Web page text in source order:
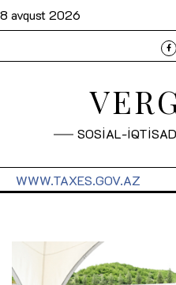
8 avqust 2026
SOSİAL-
WWW.TAXES.GOV.AZ